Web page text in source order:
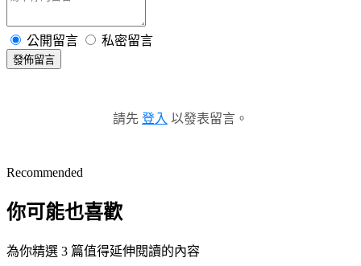
公開留言 私密留言
發佈留言
請先 登入 以發表留言。
Recommended
你可能也喜歡
為你精選 3 篇值得延伸閱讀的內容